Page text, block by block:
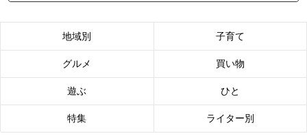
地域別 子育て
グルメ 買い物
遊ぶ ひと
特集 ライター別